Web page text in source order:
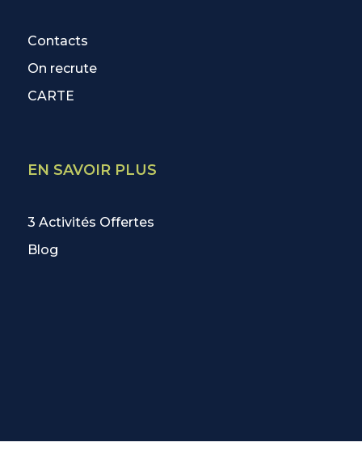
Contacts
On recrute
CARTE
EN SAVOIR PLUS
3 Activités Offertes
Blog